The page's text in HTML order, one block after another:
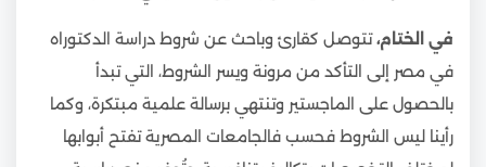
في الختام،تتوصل كقارئ وباحث عن شروط دراسة الدكتوراه
في مصر إلى التأكد من مرونة ويسر الشروط، التي تبدأ
بالحصول على الماجستير وتنتهي برسالة علمية مبتكرة، وكما
رأينا ليس الشروط فحسب فالجامعات المصرية تفتح أبوابها